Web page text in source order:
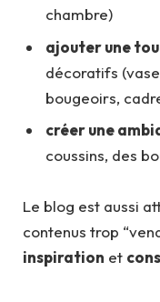
chambre)
ajouter une
décoratifs
bougeoirs,
créer une
coussins, des
Le blog est aussi
contenus trop
inspiration et